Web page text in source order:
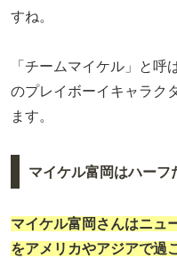
すね。
「チームマイケル」と
のプレイボーイキャラク
ます。
マイケル富岡はハーフ
マイケル富岡さんはニュ
をアメリカやアジアで過